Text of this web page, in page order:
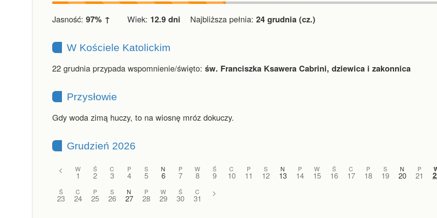
Jasność: 97% ↑ Wiek: 12.9 dni Najbliższa pełnia: 24 grudnia (cz.)
W Kościele Katolickim
22 grudnia przypada wspomnienie/święto: św. Franciszka Ksawera Cabrini, dziewica i zakonnica
Przysłowie
Gdy woda zimą huczy, to na wiosnę mróz dokuczy.
Grudzień 2026
< W
1
Ś
2
C
3
P
4
S
5
N
6
P
7
W
8
Ś
9
C
10
P
11
S
12
N
13
P
14
W
15
Ś
16
C
17
P
18
S
19
N
20
P
21
Ś
23
C
24
P
25
S
26
N
27
P
28
W
29
Ś
30
C
31
>